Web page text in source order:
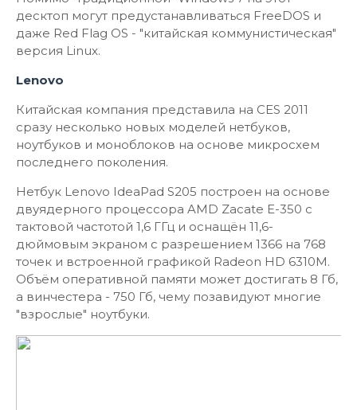
десктоп могут предустанавливаться FreeDOS и
даже Red Flag OS - "китайская коммунистическая"
версия Linux.
Lenovo
Китайская компания представила на CES 2011
сразу несколько новых моделей нетбуков,
ноутбуков и моноблоков на основе микросхем
последнего поколения.
Нетбук Lenovo IdeaPad S205 построен на основе
двуядерного процессора AMD Zacate E-350 с
тактовой частотой 1,6 ГГц и оснащён 11,6-
дюймовым экраном с разрешением 1366 на 768
точек и встроенной графикой Radeon HD 6310M.
Объём оперативной памяти может достигать 8 Гб,
а винчестера - 750 Гб, чему позавидуют многие
"взрослые" ноутбуки.